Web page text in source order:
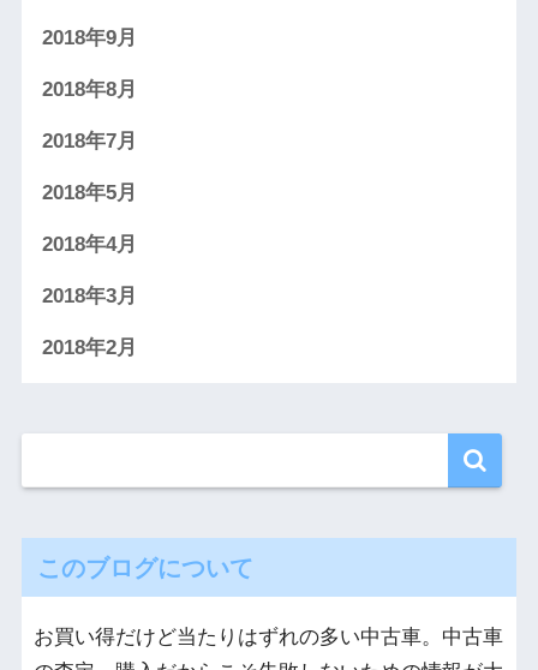
2018年9月
2018年8月
2018年7月
2018年5月
2018年4月
2018年3月
2018年2月
このブログについて
お買い得だけど当たりはずれの多い中古車。中古車